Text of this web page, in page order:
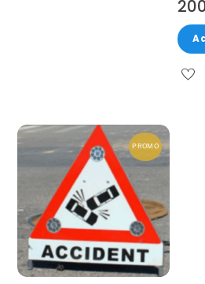
PROMO